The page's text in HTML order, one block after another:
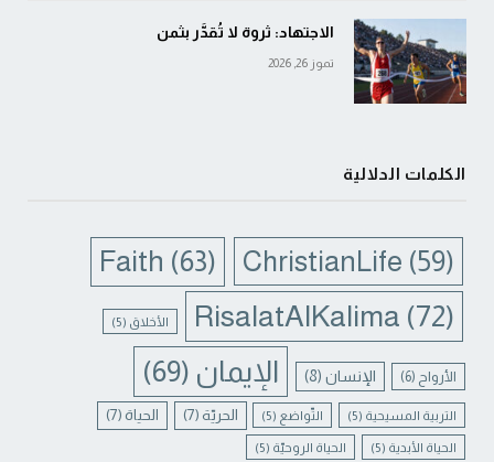
الاجتهاد: ثروة لا تُقدَّر بثمن
تموز 26, 2026
الكلمات الدلالية
ChristianLife (59)
Faith (63)
RisalatAlKalima (72) الأخلاق (5)
الأرواح (6) الإنسان(8) الإيمان (69)
التربية المسيحية (5) التّواضع (5) الحريّة (7) الحياة (7)
الحياة الأبدية (5) الحياة الروحيّة (5)